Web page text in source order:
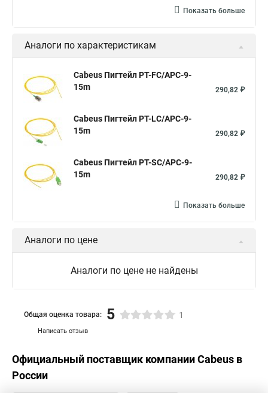
Показать больше
Аналоги по характеристикам
Cabeus Пигтейл PT-FC/APC-9-
15m
290,82 ₽
Cabeus Пигтейл PT-LC/APC-9-
15m
290,82 ₽
Cabeus Пигтейл PT-SC/APC-9-
15m
290,82 ₽
Показать больше
Аналоги по цене
Аналоги по цене не найдены
Написать отзыв
Общая оценка товара: 5 1
Официальный поставщик компанииCabeus в
России